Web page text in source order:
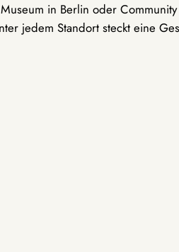
in Berlin oder
jedem Standort steckt eine